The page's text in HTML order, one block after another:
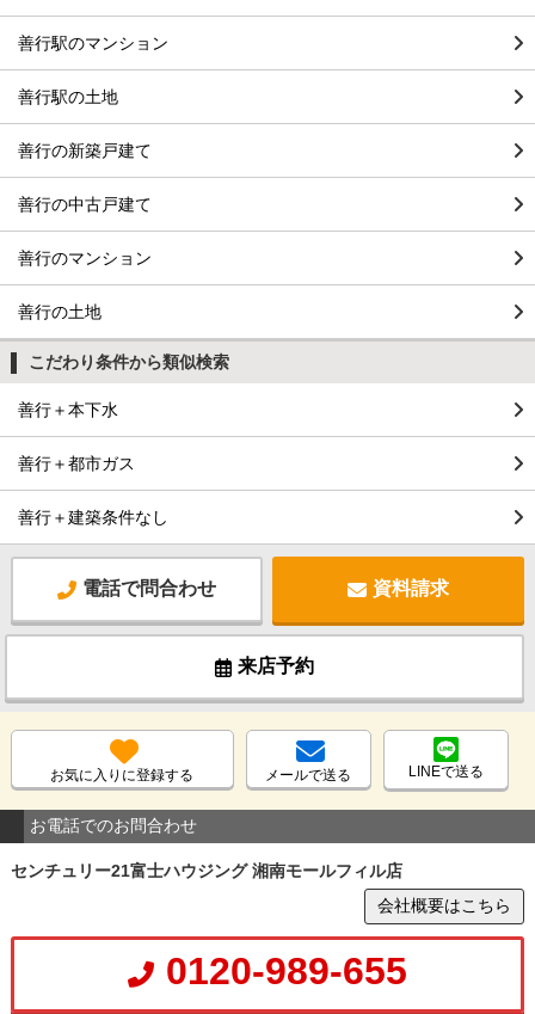
善行駅のマンション
善行駅の土地
善行の新築戸建て
善行の中古戸建て
善行のマンション
善行の土地
こだわり条件から類似検索
善行＋本下水
善行＋都市ガス
善行＋建築条件なし
電話で問合わせ 資料請求
来店予約
お気に入りに登録する メールで送る LINEで送る
お電話でのお問合わせ
センチュリー21富士ハウジング 湘南モールフィル店
会社概要はこちら
0120-989-655